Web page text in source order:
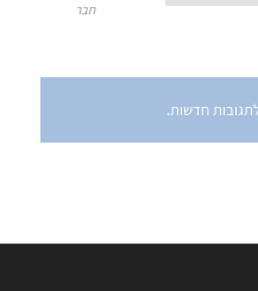
חבר
חדשות.